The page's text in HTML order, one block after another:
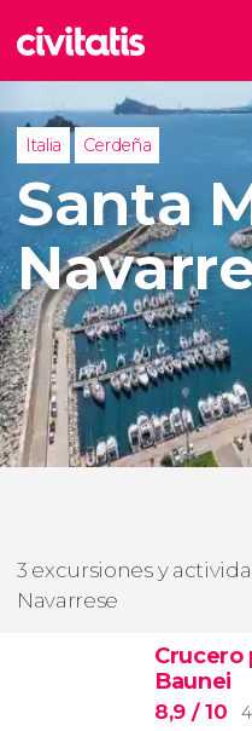
Italia Cerdeña
Santa
3 excursiones y
Navarrese
Crucero
Baunei
8,9 / 10